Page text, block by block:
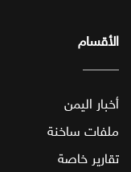
الأقسام
أخبار اليمن
ملفات ساخنة
تقارير خاصة